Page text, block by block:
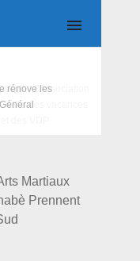
rénove les
Martiaux
Prennent